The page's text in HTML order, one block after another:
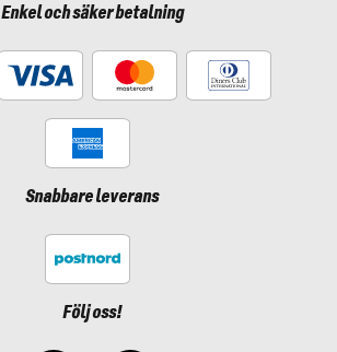
Enkel och säker betalning
Snabbare leverans
Följ oss!